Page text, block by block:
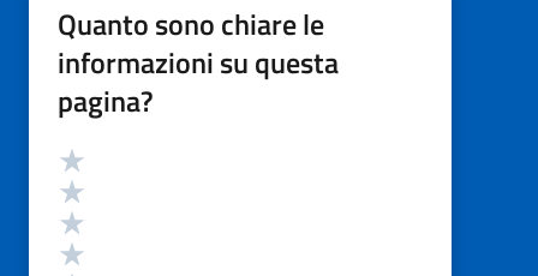
Quanto sono chiare le
informazioni su questa
pagina?
Valutazione